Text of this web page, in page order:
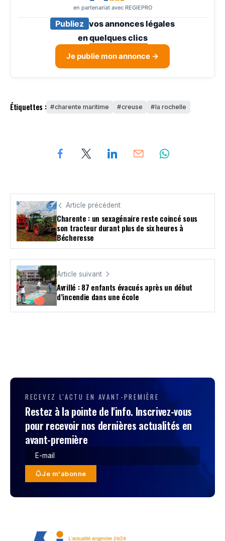
en partenariat avec REGIEPRO
Publiez vos annonces légales
enquelques clics
Je publie mon annonce →
Étiquettes : charente maritime creuse la rochelle
Article précédent
Charente : un sexagénaire reste coincé sous
son tracteur durant plus de six heures à
Bécheresse
Article suivant
Avrillé : 87 enfants évacués après un début
d’incendie dans une école
RECEVEZ L'ACTU EN AVANT-PREMIÈRE
Restez à la pointe de l'info. Inscrivez-vous
pour recevoir nos dernières actualités en
avant-première
Je m'abonne